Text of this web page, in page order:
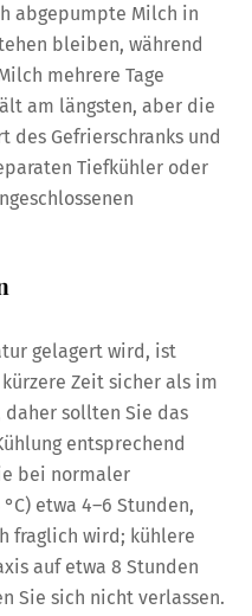
abgepumpte Milch in
bleiben, während
mehrere Tage
am längsten, aber die
des Gefrierschranks und
Tiefkühler oder
gelagert wird, ist
Zeit sicher als im
daher sollten Sie das
entsprechend
bei normaler
etwa 4–6 Stunden,
fraglich wird; kühlere
auf etwa 8 Stunden
Sie sich nicht verlassen.